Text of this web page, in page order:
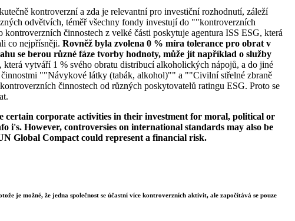
kontroverzní a zda je relevantní pro investiční rozhodnutí, záleží
odvětvích, téměř všechny fondy investují do ""kontroverzních
činnostech z velké části poskytuje agentura ISS ESG, která
co nejpřísněji. Rovněž byla zvolena 0 % míra tolerance pro obrat v
se berou různé fáze tvorby hodnoty, může jít například o služby
vytváří 1 % svého obratu distribucí alkoholických nápojů, a do jiné
""Návykové látky (tabák, alkohol)"" a ""Civilní střelné zbraně
činnostech od různých poskytovatelů ratingu ESG. Proto se
certain corporate activities in their investment for moral, political or
i's. However, controversies on international standards may also be
Global Compact could represent a financial risk.
je možné, že jedna společnost se účastní více kontroverzních aktivit, ale započítává se pouze